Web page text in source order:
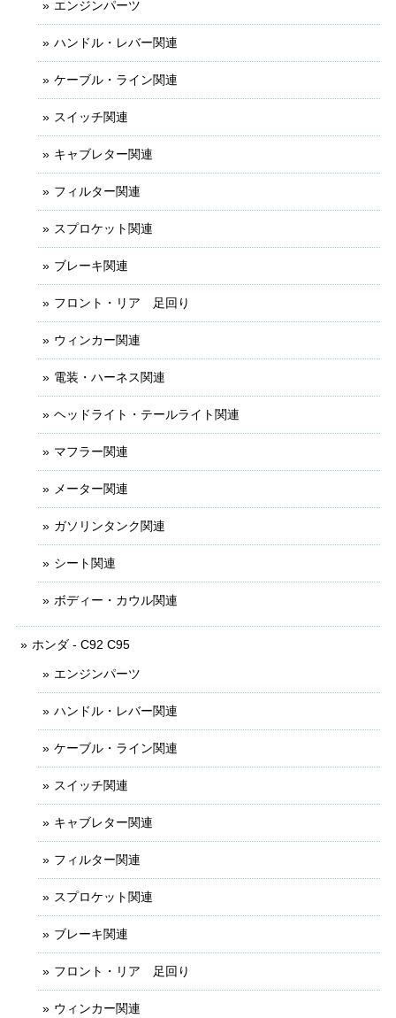
エンジンパーツ
ハンドル・レバー関連
ケーブル・ライン関連
スイッチ関連
キャブレター関連
フィルター関連
スプロケット関連
ブレーキ関連
フロント・リア 足回り
ウィンカー関連
電装・ハーネス関連
ヘッドライト・テールライト関連
マフラー関連
メーター関連
ガソリンタンク関連
シート関連
ボディー・カウル関連
ホンダ - C92 C95
エンジンパーツ
ハンドル・レバー関連
ケーブル・ライン関連
スイッチ関連
キャブレター関連
フィルター関連
スプロケット関連
ブレーキ関連
フロント・リア 足回り
ウィンカー関連